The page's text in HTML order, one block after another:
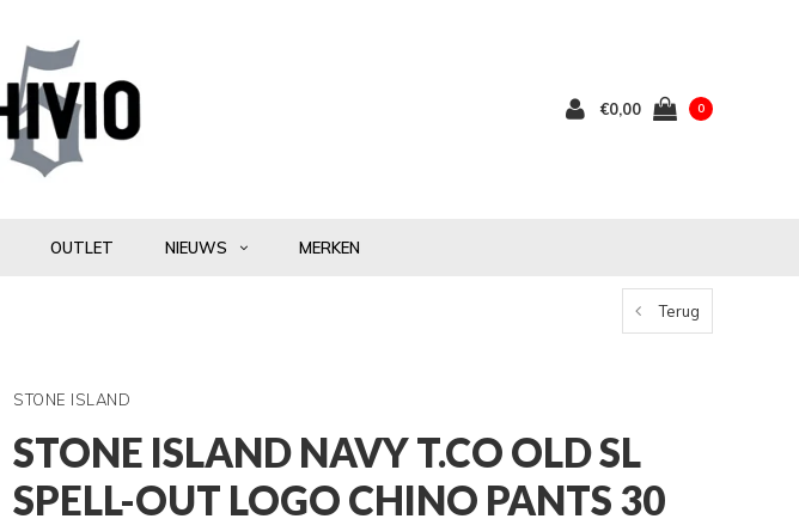
€0,00 0
OUTLET NIEUWS MERKEN
Terug
STONE ISLAND
STONE ISLAND NAVY T.CO OLD SL
SPELL-OUT LOGO CHINO PANTS 30